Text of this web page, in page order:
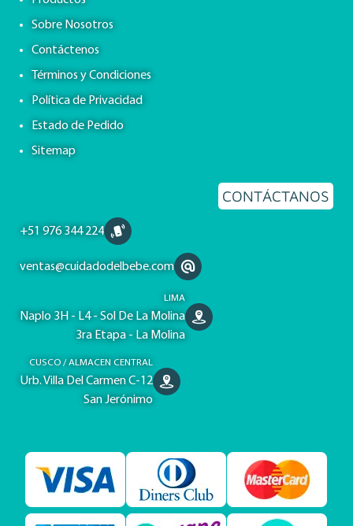
Sobre Nosotros
Contáctenos
Términos y Condiciones
Política de Privacidad
Estado de Pedido
Sitemap
CONTÁCTANOS
+51 976 344 224
ventas@cuidadodelbebe.com
LIMA
Naplo 3H - L4 - Sol De La Molina
3ra Etapa - La Molina
CUSCO / ALMACEN CENTRAL
Urb. Villa Del Carmen C-12
San Jerónimo